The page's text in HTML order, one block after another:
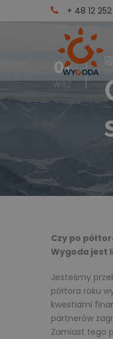
+ 48 12
01
WRZ
Czy po
Wygoda jest
Jesteśmy
półtora roku
kwestiami
partnerów
Zamiast tego